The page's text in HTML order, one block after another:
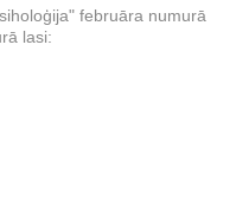
februāra numurā
lasi: